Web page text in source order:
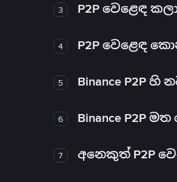
3 P2P වෙළෙඳ
4 P2P වෙළෙඳ
5 Binance P2P
6 Binance P2P
7 අනෙකුත් P2P